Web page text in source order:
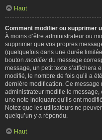
Haut
Comment modifier ou supprimer
À moins d’être administrateur ou
supprimer que vos propres
(quelquefois dans une durée
bouton modifierdu message
message, un petit texte s’affichera
modifié, le nombre de fois qu’il a
dernière modification. Ce message
administrateur modifie le
une note indiquant qu’ils ont
Notez que les utilisateurs ne
quelqu’un y a répondu.
Haut